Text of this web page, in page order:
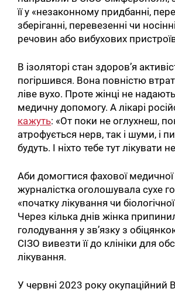
Пошук за запитом:
її у «незаконному придбанні,
зберіганні, перевезенні чи
речовин або вибухових
В ізоляторі стан здоров’я
погіршився. Вона повністю
ліве вухо. Проте жінці не
медичну допомогу. А лікарі
кажуть: «От поки не оглухнеш,
атрофується нерв, так і шуми, і
будуть. І ніхто тебе тут лікувати
Аби домогтися фахової
журналістка оголошувала сухе
«початку лікування чи
Через кілька днів жінка
голодування у зв’язку з
СІЗО вивезти її до клініки для
лікування.
У червні 2023 року окупаційний